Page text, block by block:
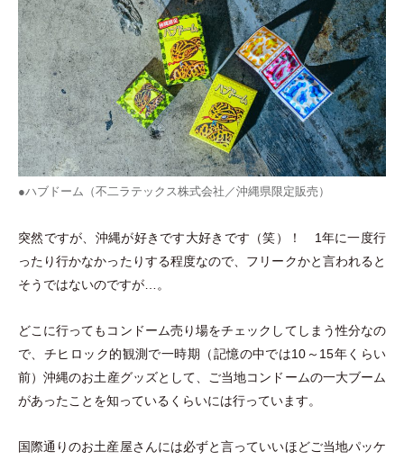
●ハブドーム（不二ラテックス株式会社／沖縄県限定販売）
突然ですが、沖縄が好きです大好きです （笑）
！ 1年に一度行
ったり行かなかったりする程度なので、フリークかと言われると
そうではないのですが…。
どこに行ってもコンドーム売り場をチェックしてしまう性分なの
で、チヒロック的観測で一時期 （記憶の中では10～15年くらい
前）沖縄のお土産グッズとして、ご当地コンドームの一大ブーム
があったことを知っているくらいには行っています。
国際通りのお土産屋さんには必ずと言っていいほどご当地パッケ